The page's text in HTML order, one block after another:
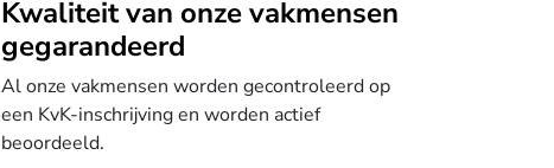
Kwaliteit van onze vakmensen
gegarandeerd
Al onze vakmensen worden gecontroleerd op
een KvK-inschrijving en worden actief
beoordeeld.